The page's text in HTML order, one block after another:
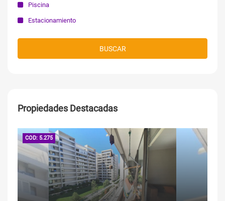
Piscina
Estacionamiento
BUSCAR
Propiedades Destacadas
COD: 5.275